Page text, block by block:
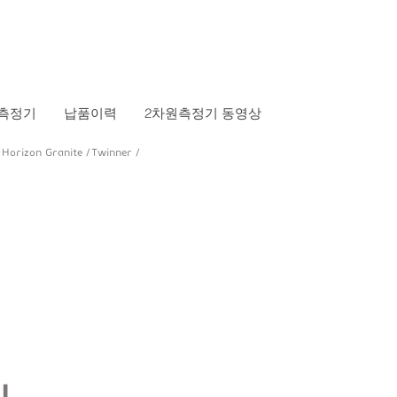
Horizon Granite /Twinner /
정기 납품이력 2차원측정기 동영상